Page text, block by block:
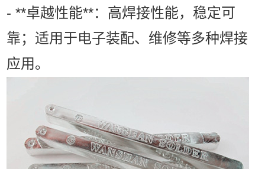
- **卓越性能**：高焊接性能，稳定可
靠；适用于电子装配、维修等多种焊接
应用。